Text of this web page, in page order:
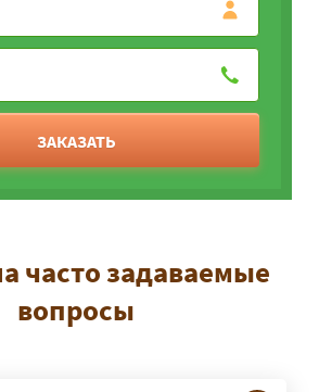
ЗАКАЗАТЬ
часто задаваемые
вопросы